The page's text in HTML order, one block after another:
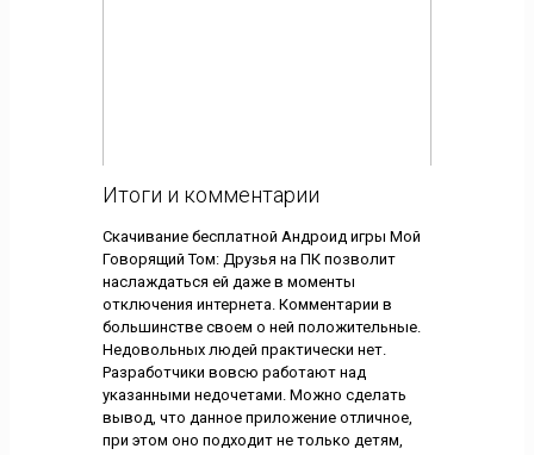
Итоги и комментарии
Скачивание бесплатной Андроид игры Мой
Говорящий Том: Друзья на ПК позволит
наслаждаться ей даже в моменты
отключения интернета. Комментарии в
большинстве своем о ней положительные.
Недовольных людей практически нет.
Разработчики вовсю работают над
указанными недочетами. Можно сделать
вывод, что данное приложение отличное,
при этом оно подходит не только детям,